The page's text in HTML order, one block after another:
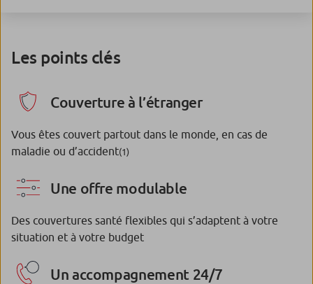
Les points clés
Couverture à l’étranger
Vous êtes couvert partout dans le monde, en cas de
maladie ou d’accident(1)
Une offre modulable
Des couvertures santé flexibles qui s’adaptent à votre
situation et à votre budget
Un accompagnement 24/7